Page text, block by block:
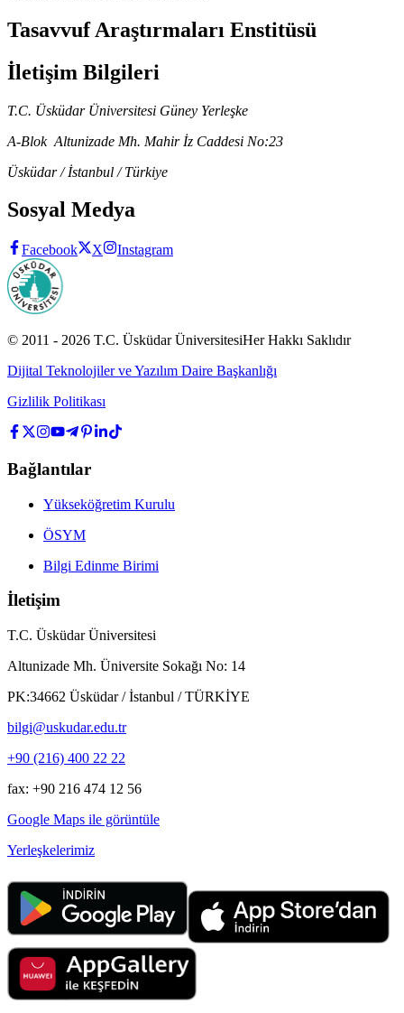
Tasavvuf Araştırmaları Enstitüsü
İletişim Bilgileri
T.C. Üsküdar Üniversitesi Güney Yerleşke
A-Blok Altunizade Mh. Mahir İz Caddesi No:23
Üsküdar / İstanbul / Türkiye
Sosyal Medya
Facebook X Instagram
© 2011 - 2026 T.C. Üsküdar ÜniversitesiHer Hakkı Saklıdır
Dijital Teknolojiler ve Yazılım Daire Başkanlığı
Gizlilik Politikası
Bağlantılar
Yükseköğretim Kurulu
ÖSYM
Bilgi Edinme Birimi
İletişim
T.C. Üsküdar Üniversitesi
Altunizade Mh. Üniversite Sokağı No: 14
PK:34662 Üsküdar / İstanbul / TÜRKİYE
bilgi@uskudar.edu.tr
+90 (216) 400 22 22
fax: +90 216 474 12 56
Google Maps ile görüntüle
Yerleşkelerimiz